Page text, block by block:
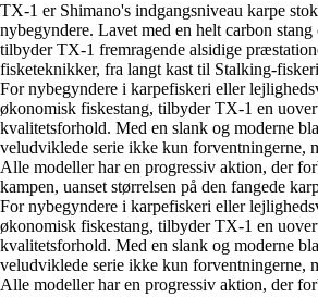
TX-1 er Shimano's indgangsniveau karpe
nybegyndere. Lavet med en helt carbon
tilbyder TX-1 fremragende alsidige
fisketeknikker, fra langt kast til Stalking-
For nybegyndere i karpefiskeri eller
økonomisk fiskestang, tilbyder TX-1 en
kvalitetsforhold. Med en slank og moderne
veludviklede serie ikke kun forventningerne,
Alle modeller har en progressiv aktion, der
kampen, uanset størrelsen på den fangede
For nybegyndere i karpefiskeri eller
økonomisk fiskestang, tilbyder TX-1 en
kvalitetsforhold. Med en slank og moderne
veludviklede serie ikke kun forventningerne,
Alle modeller har en progressiv aktion, der